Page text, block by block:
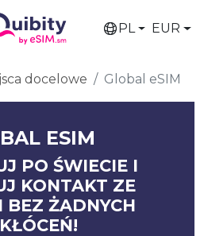
PL EUR
docelowe Global eSIM
ESIM
PO ŚWIECIE I
KONTAKT ZE
BEZ ŻADNYCH